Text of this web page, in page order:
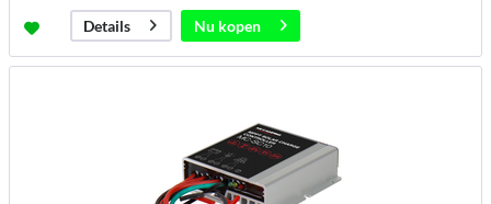
Details
Nu kopen